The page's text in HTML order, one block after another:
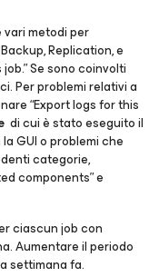
metodi per
Replication, e
Se sono coinvolti
Per problemi relativi a
“Export logs for this
di cui è stato eseguito il
GUI o problemi che
categorie,
components” e
ciascun job con
Aumentare il periodo
settimana fa.